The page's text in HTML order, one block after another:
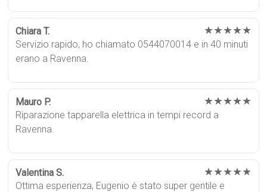
Chiara T. ★★★★★
Servizio rapido, ho chiamato 0544070014 e in 40 minuti
erano a Ravenna.
Mauro P. ★★★★★
Riparazione tapparella elettrica in tempi record a
Ravenna.
Valentina S. ★★★★★
Ottima esperienza, Eugenio è stato super gentile e